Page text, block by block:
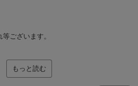
ございます。
もっと読む